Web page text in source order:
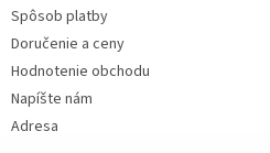
Spôsob platby
Doručenie a ceny
Hodnotenie obchodu
Napíšte nám
Adresa